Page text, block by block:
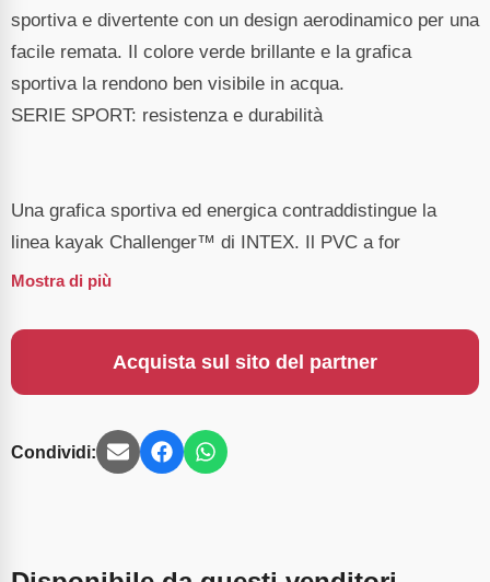
sportiva e divertente con un design aerodinamico per una
facile remata. Il colore verde brillante e la grafica
sportiva la rendono ben visibile in acqua.
SERIE SPORT: resistenza e durabilità
Una grafica sportiva ed energica contraddistingue la
linea kayak Challenger™ di INTEX. Il PVC a for
Mostra di più
Acquista sul sito del partner
Condividi: